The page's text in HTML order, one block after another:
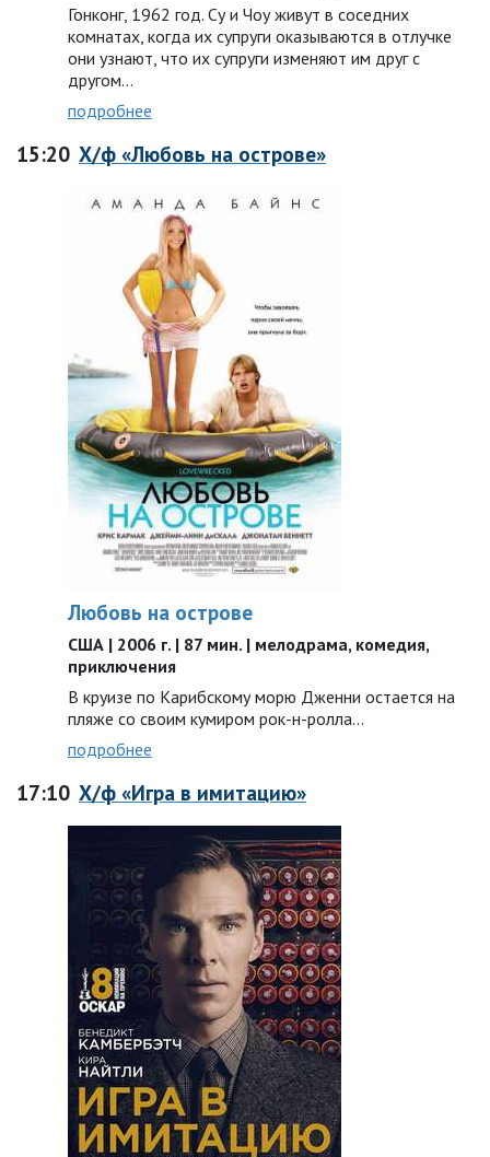
Гонконг, 1962 год. Су и Чоу живут в соседних
комнатах, когда их супруги оказываются в отлучке
они узнают, что их супруги изменяют им друг с
другом…
подробнее
15:20 Х/ф «Любовь на острове»
Любовь на острове
США | 2006 г. | 87 мин. | мелодрама, комедия,
приключения
В круизе по Карибскому морю Дженни остается на
пляже со своим кумиром рок-н-ролла…
подробнее
17:10 Х/ф «Игра в имитацию»